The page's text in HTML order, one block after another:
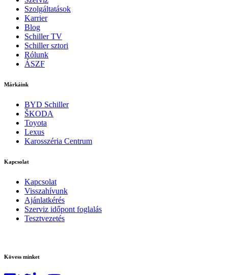
Szolgáltatások
Karrier
Blog
Schiller TV
Schiller sztori
Rólunk
ÁSZF
Márkáink
BYD Schiller
ŠKODA
Toyota
Lexus
Karosszéria Centrum
Kapcsolat
Kapcsolat
Visszahívunk
Ajánlatkérés
Szerviz időpont foglalás
Tesztvezetés
Kövess minket